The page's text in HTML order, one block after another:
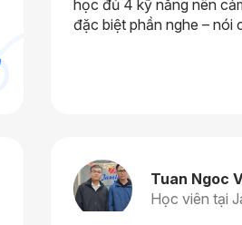
học đủ 4 kỹ năng nên
đặc biệt phần nghe – nói
Tuan Ngoc
Học viên tại